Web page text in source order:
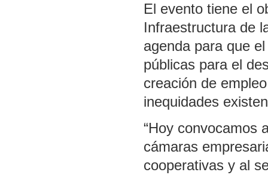
El evento tiene el
Infraestructura de
agenda para que
públicas para el
creación de
inequidades
“Hoy convocamos
cámaras
cooperativas y al